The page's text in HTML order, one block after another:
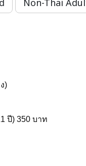
Non-Thai
)
ปี) 350 บาท